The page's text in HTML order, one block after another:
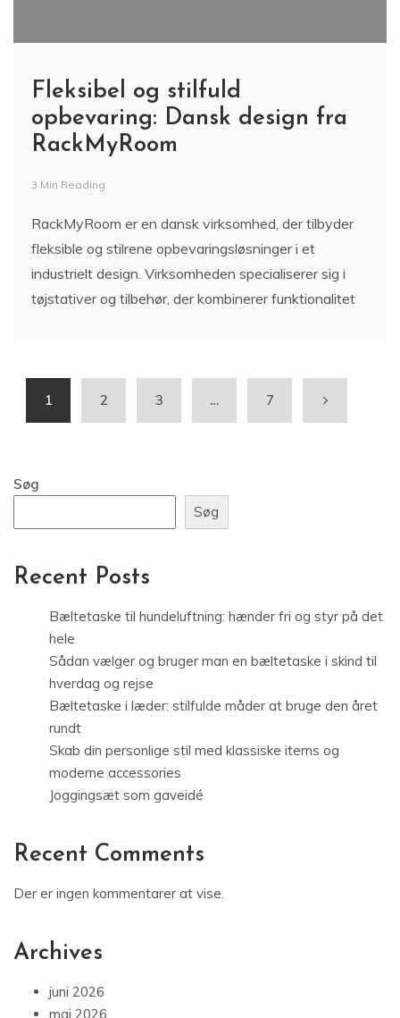
Fleksibel og stilfuld
opbevaring: Dansk design fra
RackMyRoom
Søg
Søg
Bæltetaske til hundeluftning: hænder fri og styr på det
hele
Sådan vælger og bruger man en bæltetaske i skind til
hverdag og rejse
Bæltetaske i læder: stilfulde måder at bruge den året
rundt
Skab din personlige stil med klassiske items og
moderne accessories
juni 2026